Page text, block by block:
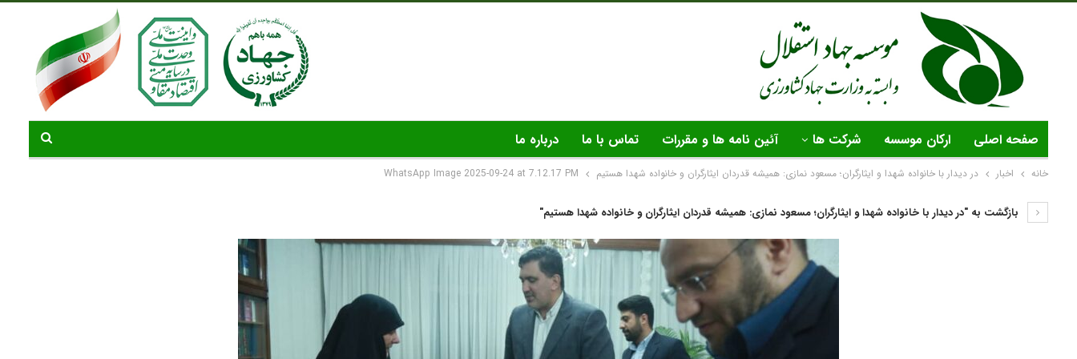
صفحه اصلی ارکان موسسه شرکت ها آئین نامه ها و مقررات تماس با ما درباره ما
خانه اخبار در دیدار با خانواده شهدا و ایثارگران؛ مسعود نمازی: همیشه قدردان ایثارگران و خانواده شهدا هستیم WhatsApp Image 2025-09-24 at 7.12.17 PM
بازگشت به "در دیدار با خانواده شهدا و ایثارگران؛ مسعود نمازی: همیشه قدردان ایثارگران و خانواده شهدا هستیم"